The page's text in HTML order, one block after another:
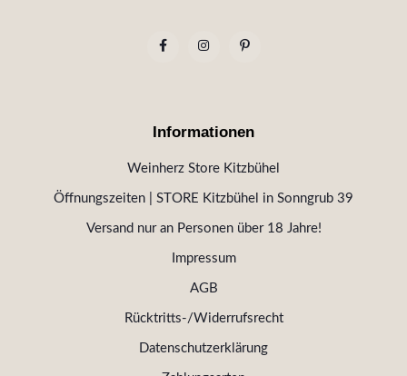
Informationen
Weinherz Store Kitzbühel
Öffnungszeiten | STORE Kitzbühel in Sonngrub 39
Versand nur an Personen über 18 Jahre!
Impressum
AGB
Rücktritts-/Widerrufsrecht
Datenschutzerklärung